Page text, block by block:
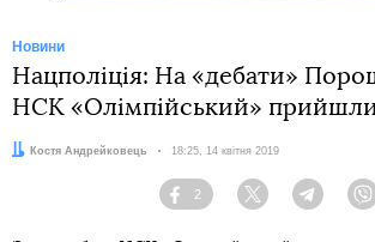
Новини
Нацполіція: На «дебати»
НСК «Олімпійський» прийшли
Автор:Костя Андрейковець Дата:
18:25, 14 квітня 2019
Facebook
2
Twitter